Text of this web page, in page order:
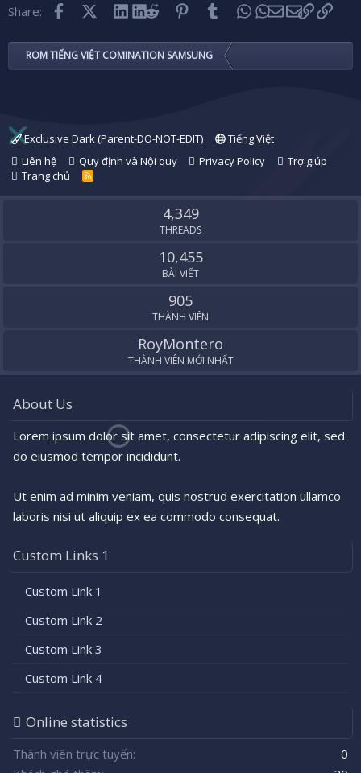
Share: FacebookX (Twitter)LinkedIn
Reddit PinterestTumblr WhatsApp
EmailLink
ROM TIẾNG VIỆT COMINATION SAMSUNG
Exclusive Dark (Parent-DO-NOT-EDIT)
Tiếng Việt
Liên hệ
Quy định và Nội quy Privacy Policy
Trợ giúp
Trang chủ
R
S
4,349
THREADS
10,455
BÀI VIẾT
905
THÀNH VIÊN
RoyMontero
THÀNH VIÊN MỚI NHẤT
About Us
Lorem ipsum dolor sit amet, consectetur adipiscing elit, sed
do eiusmod tempor incididunt.
Ut enim ad minim veniam, quis nostrud exercitation ullamco
laboris nisi ut aliquip ex ea commodo consequat.
Custom Links 1
Custom Link 1
Custom Link 2
Custom Link 3
Custom Link 4
Online statistics
Thành viên trực tuyến
0